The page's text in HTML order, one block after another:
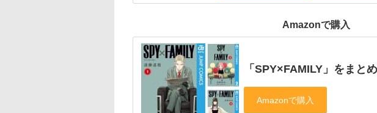
Amazonで購入
「SPY×FAMILY」をまと